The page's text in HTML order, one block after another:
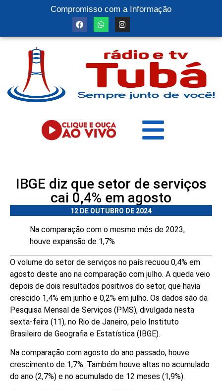
Compromisso com a Informação
IBGE diz que setor de serviços
cai 0,4% em agosto
12 DE OUTUBRO DE 2024
Na comparação com o mesmo mês de 2023,
houve expansão de 1,7%
O volume do setor de serviços no país recuou 0,4% em
agosto deste ano na comparação com julho. A queda veio
depois de dois resultados positivos do setor, que havia
crescido 1,4% em junho e 0,2% em julho. Os dados são da
Pesquisa Mensal de Serviços (PMS), divulgada nesta
sexta-feira (11), no Rio de Janeiro, pelo Instituto
Brasileiro de Geografia e Estatística (IBGE).
Na comparação com agosto do ano passado, houve
crescimento de 1,7%. Também houve altas no acumulado
do ano (2,7%) e no acumulado de 12 meses (1,9%).